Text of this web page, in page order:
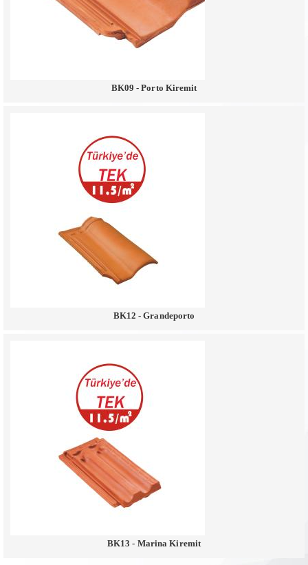
BK09 - Porto Kiremit
BK12 - Grandeporto
BK13 - Marina Kiremit